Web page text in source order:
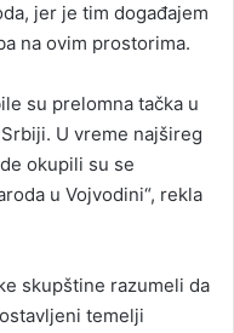
jer je tim događajem
na ovim prostorima.
su prelomna tačka u
U vreme najšireg
okupili su se
u Vojvodini“, rekla
skupštine razumeli da
temelji